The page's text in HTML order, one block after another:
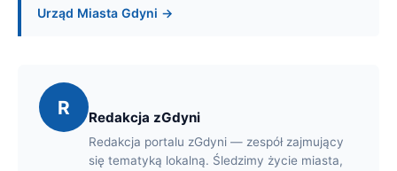
Urząd Miasta Gdyni →
R Redakcja zGdyni
Redakcja portalu zGdyni — zespół zajmujący
się tematyką lokalną. Śledzimy życie miasta,